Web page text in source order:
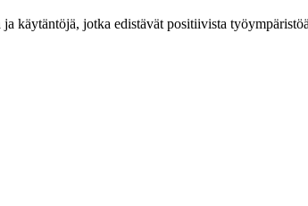
käytäntöjä, jotka edistävät positiivista